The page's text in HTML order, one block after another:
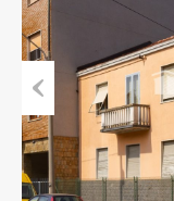
Prev
ious